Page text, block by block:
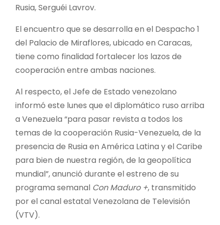
Rusia, Serguéi Lavrov.
El encuentro que se desarrolla en el Despacho 1
del Palacio de Miraflores, ubicado en Caracas,
tiene como finalidad fortalecer los lazos de
cooperación entre ambas naciones.
Al respecto, el Jefe de Estado venezolano
informó este lunes que el diplomático ruso arriba
a Venezuela “para pasar revista a todos los
temas de la cooperación Rusia-Venezuela, de la
presencia de Rusia en América Latina y el Caribe
para bien de nuestra región, de la geopolítica
mundial”, anunció durante el estreno de su
programa semanal Con Maduro +, transmitido
por el canal estatal Venezolana de Televisión
(VTV).